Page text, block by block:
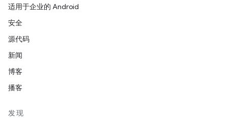
适用于企业的 Android
安全
源代码
新闻
博客
播客
发现